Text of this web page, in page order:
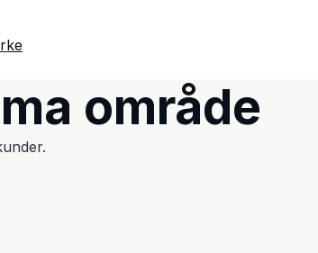
område